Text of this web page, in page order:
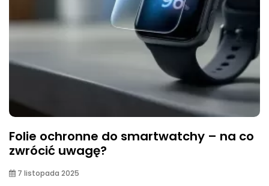
Folie ochronne do smartwatchy – na co
zwrócić uwagę?
7 listopada 2025